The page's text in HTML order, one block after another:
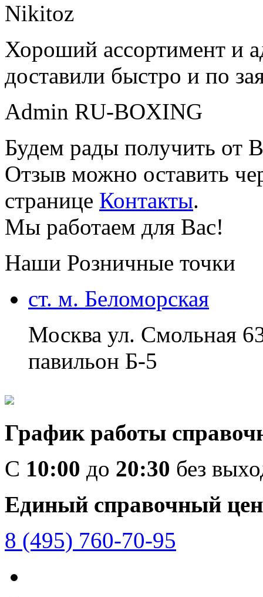
Nikitoz
Хороший ассортимент и
доставили быстро и по
Admin RU-BOXING
Будем рады получить от
Отзыв можно оставить
странице Контакты.
Мы работаем для Вас!
Наши Розничные точки
ст. м. Беломорская
Москва ул. Смольная
павильон Б-5
График работы
C 10:00 до 20:30 без
Единый справочный
8 (495) 760-70-95